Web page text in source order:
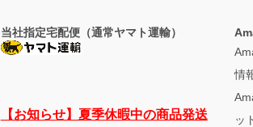
当社指定宅配便（通常ヤマト運輸）
【お知らせ】夏季休暇中の商品発送
情
ッ